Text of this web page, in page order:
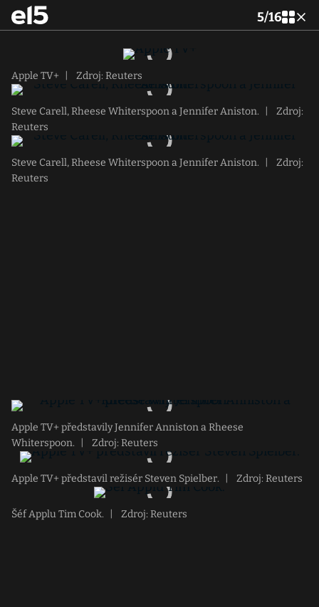
5/16
Apple TV+ Zdroj: Reuters
Steve Carell, Rheese Whiterspoon a Jennifer Aniston.
Zdroj:
Reuters
Steve Carell, Rheese Whiterspoon a Jennifer Aniston.
Zdroj:
Reuters
Apple TV+ představily Jennifer Anniston a Rheese
Whiterspoon.
Zdroj: Reuters
Apple TV+ představil režisér Steven Spielber. Zdroj: Reuters
Šéf Applu Tim Cook. Zdroj: Reuters